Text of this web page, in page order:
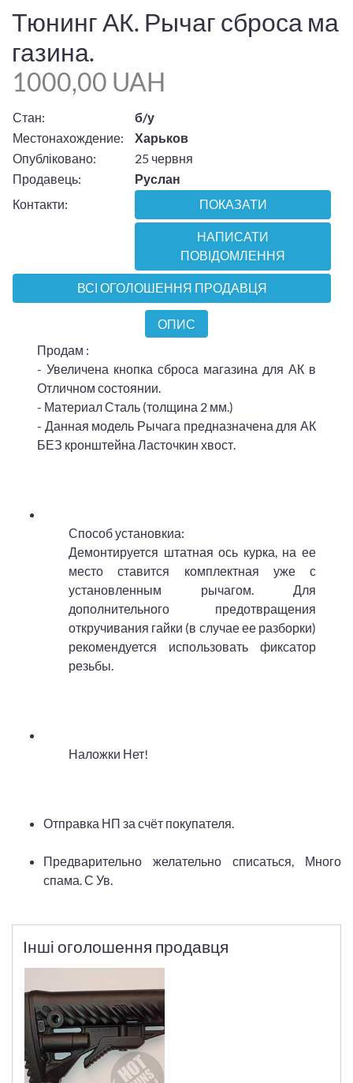
Тюнинг АК. Рычаг сброса ма
газина.
1000,00 UAH
Стан:
б/у
Местонахождение:
Харьков
Опубліковано:
25 червня
Продавець:
Руслан
Контакти:
ПОКАЗАТИ
НАПИСАТИ
ПОВІДОМЛЕННЯ
ВСІ ОГОЛОШЕННЯ ПРОДАВЦЯ
ОПИС
Продам :
- Увеличена кнопка сброса магазина для АК в
Отличном состоянии.
- Материал Сталь (толщина 2 мм.)
- Данная модель Рычага предназначена для АК
БЕЗ кронштейна Ласточкин хвост.
Способ установкиа:
Демонтируется штатная ось курка, на ее
место ставится комплектная уже с
установленным рычагом. Для
дополнительного предотвращения
откручивания гайки (в случае ее разборки)
рекомендуется использовать фиксатор
резьбы.
Наложки Нет!
Отправка НП за счёт покупателя.
Предварительно желательно списаться, Много
спама. С Ув.
Інші оголошення продавця